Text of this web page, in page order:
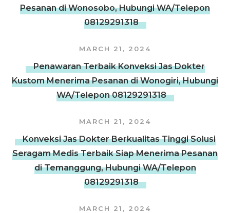
Pesanan di Wonosobo, Hubungi WA/Telepon
08129291318
MARCH 21, 2024
Penawaran Terbaik Konveksi Jas Dokter
Kustom Menerima Pesanan di Wonogiri, Hubungi
WA/Telepon 08129291318
MARCH 21, 2024
Konveksi Jas Dokter Berkualitas Tinggi Solusi
Seragam Medis Terbaik Siap Menerima Pesanan
di Temanggung, Hubungi WA/Telepon
08129291318
MARCH 21, 2024